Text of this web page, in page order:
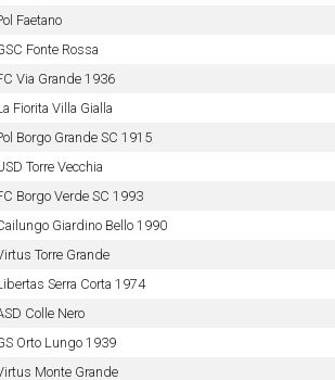
Faetano
Fonte Rossa
Via Grande 1936
Fiorita Villa Gialla
Borgo Grande SC 1915
Torre Vecchia
Borgo Verde SC 1993
Giardino Bello 1990
Torre Grande
Serra Corta 1974
Colle Nero
Orto Lungo 1939
Monte Grande